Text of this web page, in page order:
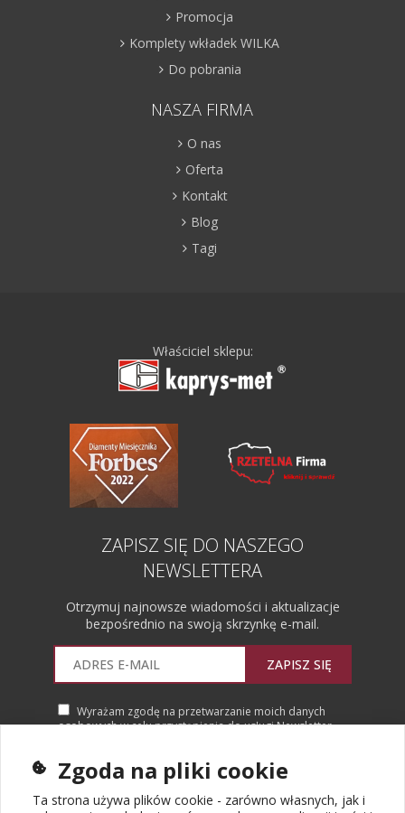
Promocja
Komplety wkładek WILKA
Do pobrania
NASZA FIRMA
O nas
Oferta
Kontakt
Blog
Tagi
Właściciel sklepu:
ZAPISZ SIĘ DO NASZEGO
NEWSLETTERA
Otrzymuj najnowsze wiadomości i aktualizacje
bezpośrednio na swoją skrzynkę e-mail.
ZAPISZ SIĘ
Wyrażam zgodę na przetwarzanie moich danych
osobowych w celu przystąpienia do usługi Newsletter.
Zgoda na pliki cookie
Ta strona używa plików cookie - zarówno własnych, jak i